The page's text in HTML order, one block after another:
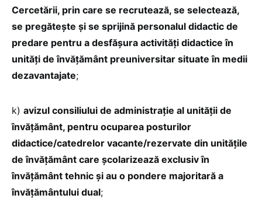
Cercetării, prin care se recrutează, se selectează,
se pregătește și se sprijină personalul didactic de
predare pentru a desfăşura activităţi didactice în
unităţi de învăţământ preuniversitar situate în medii
dezavantajate;
k) avizul consiliului de administraţie al unităţii de
învăţământ, pentru ocuparea posturilor
didactice/catedrelor vacante/rezervate din unitățile
de învăţământ care şcolarizează exclusiv în
învăţământ tehnic şi au o pondere majoritară a
învăţământului dual;